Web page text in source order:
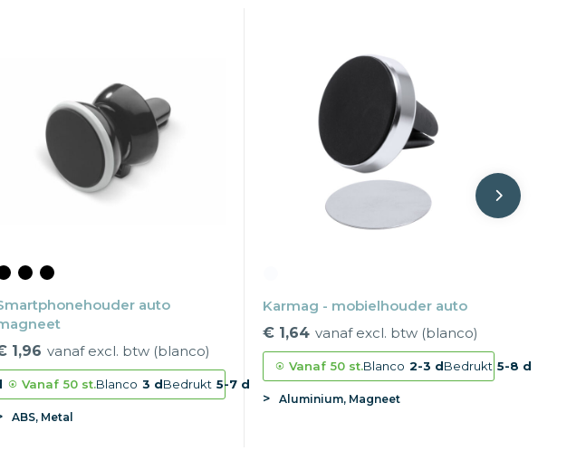
auto
1,96 vanaf excl. btw (blanco)
Vanaf 50 st.Blanco 3 dBedrukt 5-7 d
ABS, Metal
Karmag - mobielhouder auto
€ 1,64 vanaf excl. btw (blanco)
Vanaf 50 st.Blanco 2-3 dBedrukt 5-8 d
Aluminium, Magneet